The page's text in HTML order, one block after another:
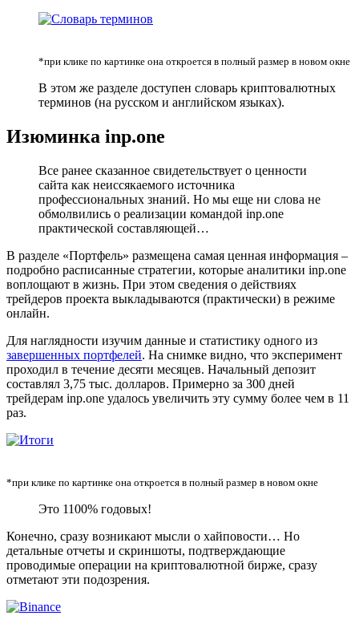
*при клике по картинке она откроется в полный размер в новом окне
В этом же разделе доступен словарь криптовалютных
терминов (на русском и английском языках).
Изюминка inp.one
Все ранее сказанное свидетельствует о ценности
сайта как неиссякаемого источника
профессиональных знаний. Но мы еще ни слова не
обмолвились о реализации командой inp.one
практической составляющей…
В разделе «Портфель» размещена самая ценная информация –
подробно расписанные стратегии, которые аналитики inp.one
воплощают в жизнь. При этом сведения о действиях
трейдеров проекта выкладываются (практически) в режиме
онлайн.
Для наглядности изучим данные и статистику одного из
завершенных портфелей. На снимке видно, что эксперимент
проходил в течение десяти месяцев. Начальный депозит
составлял 3,75 тыс. долларов. Примерно за 300 дней
трейдерам inp.one удалось увеличить эту сумму более чем в 11
раз.
*при клике по картинке она откроется в полный размер в новом окне
Это 1100% годовых!
Конечно, сразу возникают мысли о хайповости… Но
детальные отчеты и скриншоты, подтверждающие
проводимые операции на криптовалютной бирже, сразу
отметают эти подозрения.